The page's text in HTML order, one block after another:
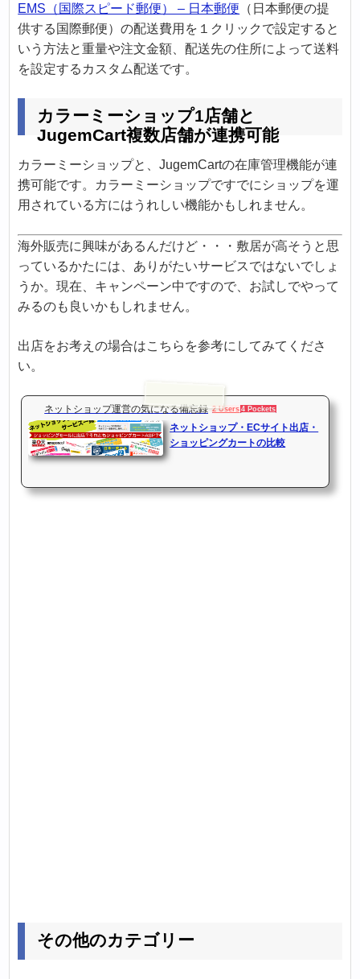
EMS（国際スピード郵便） – 日本郵便 （日本郵便の提
供する国際郵便）の配送費用を１クリックで設定すると
いう方法と重量や注文金額、配送先の住所によって送料
を設定するカスタム配送です。
カラーミーショップ1店舗と
JugemCart複数店舗が連携可能
カラーミーショップと、JugemCartの在庫管理機能が連
携可能です。カラーミーショップですでにショップを運
用されている方にはうれしい機能かもしれません。
海外販売に興味があるんだけど・・・敷居が高そうと思
っているかたには、ありがたいサービスではないでしょ
うか。現在、キャンペーン中ですので、お試しでやって
みるのも良いかもしれません。
出店をお考えの場合はこちらを参考にしてみてくださ
い。
ネットショップ運営の気になる備忘録 2 Users 4 Pockets
ネットショップ・ECサイト出店・
ショッピングカートの比較
その他のカテゴリー